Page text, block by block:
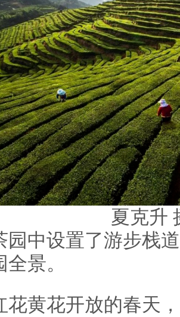
夏克升
设置了游步栈道
景。
花开放的春天，